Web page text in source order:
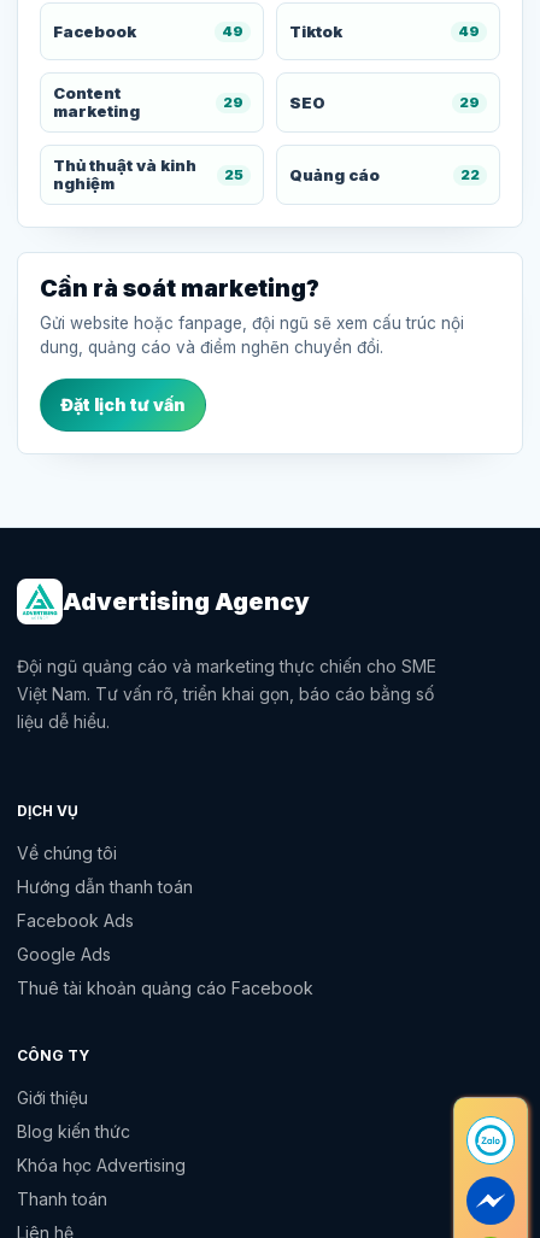
Facebook 49 Tiktok 49
Content
marketing
29 SEO 29
Thủ thuật và kinh
nghiệm
25 Quảng cáo 22
Cần rà soát marketing?
Gửi website hoặc fanpage, đội ngũ sẽ xem cấu trúc nội
dung, quảng cáo và điểm nghẽn chuyển đổi.
Đặt lịch tư vấn
Advertising Agency
Đội ngũ quảng cáo và marketing thực chiến cho SME
Việt Nam. Tư vấn rõ, triển khai gọn, báo cáo bằng số
liệu dễ hiểu.
DỊCH VỤ
Về chúng tôi
Hướng dẫn thanh toán
Facebook Ads
Google Ads
Thuê tài khoản quảng cáo Facebook
CÔNG TY
Giới thiệu
Blog kiến thức
Khóa học Advertising
Thanh toán
Liên hệ